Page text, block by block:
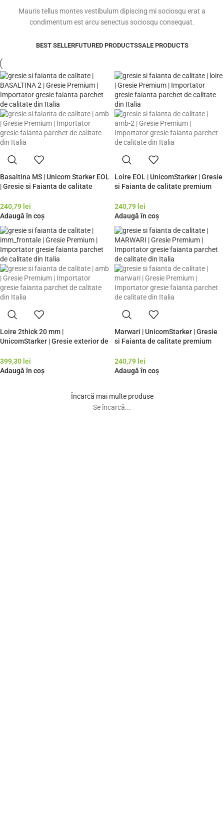
Mauris tellus montes vestibulum dipiscing mi sociosqu erat a
condimentum est arcu senectus sociosqu consequat.
BEST SELLERFUTURED PRODUCTSSALE PRODUCTS
Basaltina MS | Unicom Starker EOL
| Gresie si Faianta de calitate
Rezistenta Exterior
240,79 lei
Adaugă în coș
Loire EOL | UnicomStarker | Gresie
si Faianta de calitate premium
Exterior
240,79 lei
Adaugă în coș
Loire 2thick 20 mm |
UnicomStarker | Gresie exterior de
Gresie Rezistenta Exterior
399,30 lei
Adaugă în coș
Marwari | UnicomStarker | Gresie
si Faianta de calitate premium
Exterior
240,79 lei
Adaugă în coș
Încarcă mai multe produse
Se încarcă...